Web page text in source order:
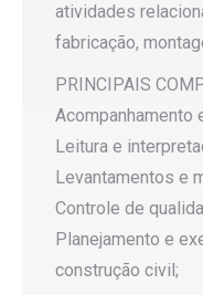
atividades
fabricação,
PRINCIPAIS
Acompanhamento
Leitura e
Levantamentos e
Controle de
Planejamento e
construção civil;